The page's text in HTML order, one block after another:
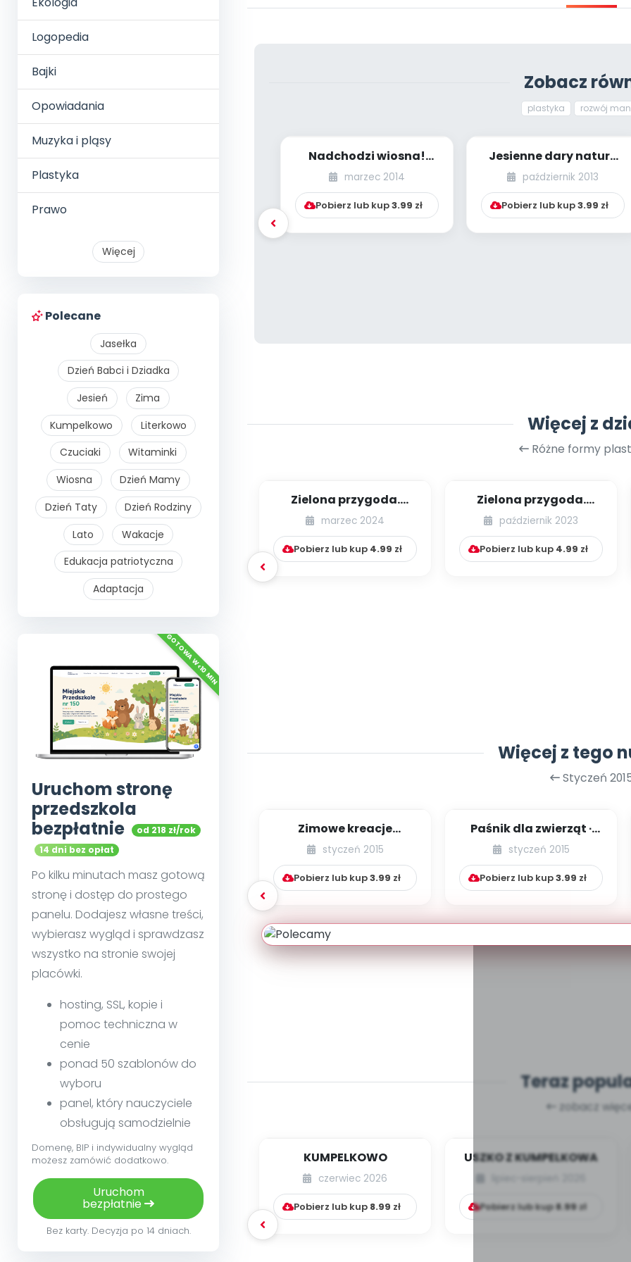
Logopedia
Bajki
Opowiadania
Muzyka i pląsy
Plastyka
Prawo
Więcej
Polecane
Jasełka
Dzień Babci i Dziadka
Jesień
Zima
Kumpelkowo
Literkowo
Czuciaki
Witaminki
Wiosna
Dzień Mamy
Dzień Taty
Dzień Rodziny
Lato
Wakacje
Edukacja patriotyczna
Adaptacja
Uruchom stronę
przedszkola
bezpłatnie
od 218 zł/rok
14 dni bez opłat
Po kilku minutach masz gotową
stronę i dostęp do prostego
panelu. Dodajesz własne treści,
wybierasz wygląd i sprawdzasz
wszystko na stronie swojej
placówki.
hosting, SSL, kopie i
pomoc techniczna w
cenie
ponad 50 szablonów do
wyboru
panel, który nauczyciele
obsługują samodzielnie
Domenę, BIP i indywidualny wygląd
możesz zamówić dodatkowo.
Uruchom
bezpłatnie
Bez karty. Decyzja po 14 dniach.
Zobacz
plastyka rozwój
Nadchodzi wiosna!
(Mamy tylko jedną
marzec 2014
Pobierz lub kup3.99 zł
Jesienne dary natury
(Mamy tylko jedną
październik 2013
Pobierz lub kup3.99 zł
Więcej z
Różne formy
Zielona przygoda.
Wiosenny medal
marzec 2024
Pobierz lub kup 4.99 zł
Zielona przygoda.
Recyklingowa ścieżka
sensoryczna
październik 2023
Pobierz lub kup 4.99 zł
Więcej z tego
Styczeń
Zimowe kreacje
plastyczne [prace
plastyczne]
styczeń 2015
Pobierz lub kup3.99 zł
Paśnik dla zwierząt ∙
Kot (zabawy
plastyczne)
styczeń 2015
Pobierz lub kup3.99 zł
Teraz
zobacz
KUMPELKOWO
czerwiec 2026
Pobierz lub kup 8.99 zł
USZKO Z KUMPELKOWA
Pobierz lub kup8.99zł